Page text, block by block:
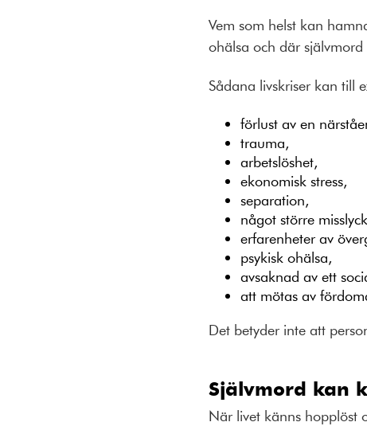
Vem som helst kan
ohälsa och där
Sådana livskriser kan till
förlust av en
trauma,
arbetslöshet,
ekonomisk stress,
separation,
något större
erfarenheter av
psykisk ohälsa,
avsaknad av ett
att mötas av
Det betyder inte att
Självmord kan
När livet känns hopplöst